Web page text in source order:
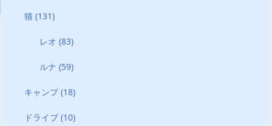
猫(131)
レオ (83)
ルナ (59)
キャンプ(18)
ドライブ(10)